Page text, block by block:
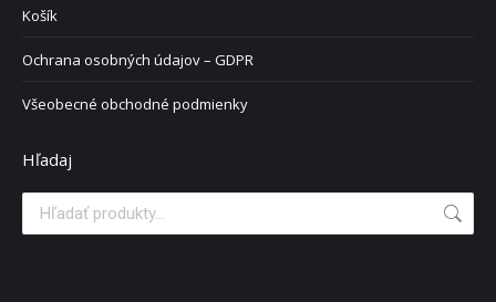
Košík
Ochrana osobných údajov – GDPR
Všeobecné obchodné podmienky
Hľadaj